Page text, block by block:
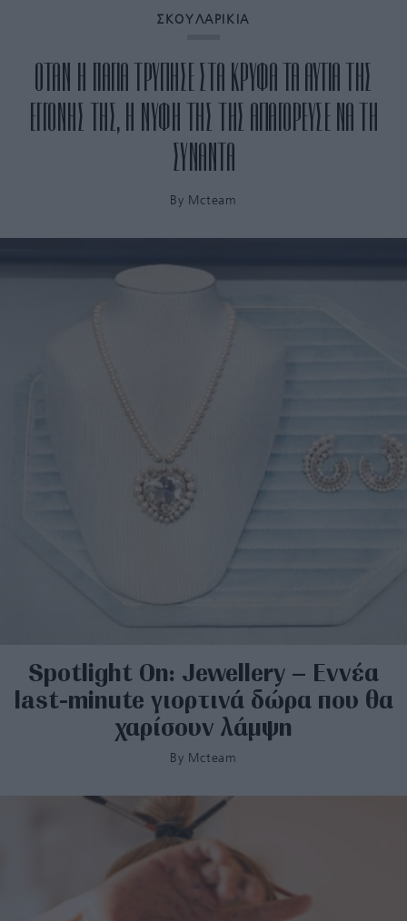
ΣΚΟΥΛΑΡΙΚΙΑ
ΟΤΑΝ Η ΓΙΑΓΙΑ ΤΡΥΠΗΣΕ ΣΤΑ ΚΡΥΦΑ ΤΑ ΑΥΤΙΑ ΤΗΣ
ΕΓΓΟΝΗΣ ΤΗΣ, Η ΝΥΦΗ ΤΗΣ ΤΗΣ ΑΠΑΓΟΡΕΥΣΕ ΝΑ ΤΗ
ΣΥΝΑΝΤΑ
By Mcteam
Spotlight On: Jewellery – Εννέα
last-minute γιορτινά δώρα που θα
χαρίσουν λάμψη
By Mcteam